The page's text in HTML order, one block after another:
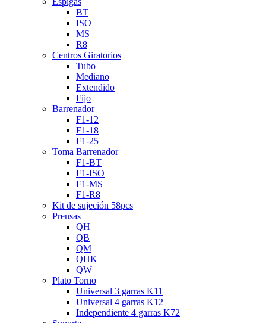
BT
ISO
MS
R8
Centros Giratorios
Tubo
Mediano
Extendido
Fijo
Barrenador
F1-12
F1-18
F1-25
Toma Barrenador
F1-BT
F1-ISO
F1-MS
F1-R8
Kit de sujeción 58pcs
Prensas
QH
QB
QM
QHK
QW
Plato Torno
Universal 3 garras K11
Universal 4 garras K12
Independiente 4 garras K72